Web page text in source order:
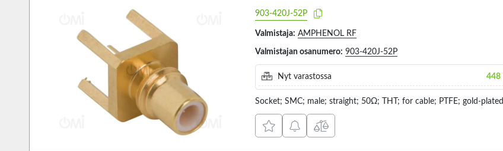
903-420J-52P
Valmistaja: AMPHENOL RF
Valmistajan osanumero: 903-420J-52P
Nyt varastossa 448
Socket; SMC; male; straight; 50Ω; THT; for cable; PTFE; gold-plated